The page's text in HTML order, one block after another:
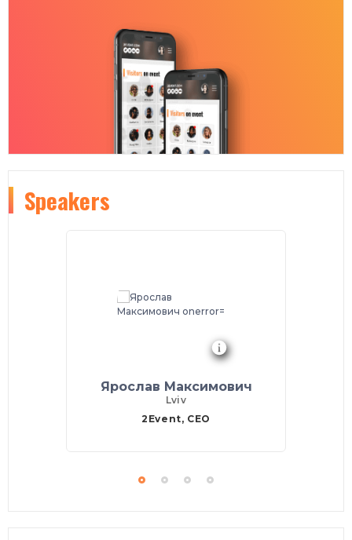
Speakers
Ярослав Максимович
Lviv
2Event, CEO